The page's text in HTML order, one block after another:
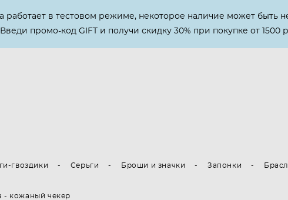
работает в тестовом режиме, некоторое наличие может быть
Введи промо-код GIFT и получи скидку 30% при покупке от 1500
гвоздики - Серьги - Броши и значки - Запонки -
- кожаный чекер